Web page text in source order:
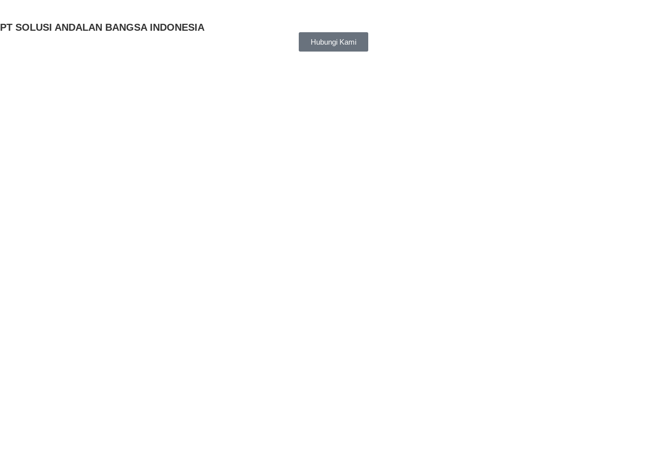
PT SOLUSI ANDALAN BANGSA INDONESIA
Hubungi Kami